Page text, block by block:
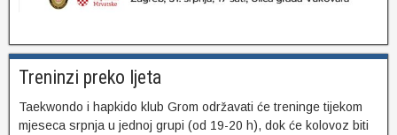
Treninzi preko ljeta
Taekwondo i hapkido klub Grom održavati će treninge tijekom
mjeseca srpnja u jednoj grupi (od 19-20 h), dok će kolovoz biti